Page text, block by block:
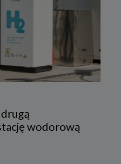
wodorową